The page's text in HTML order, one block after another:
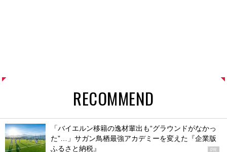
RECOMMEND
「バイエルン移籍の逸材輩出も“グラウンドがなかっ
た”…」サガン鳥栖最強アカデミーを変えた『企業版
ふるさと納税』
PR